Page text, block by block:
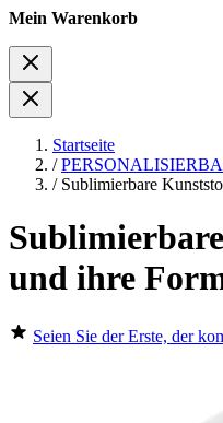
Mein Warenkorb
Startseite
/
/ Sublimierbare
und ihre
Seien Sie der Erste, der